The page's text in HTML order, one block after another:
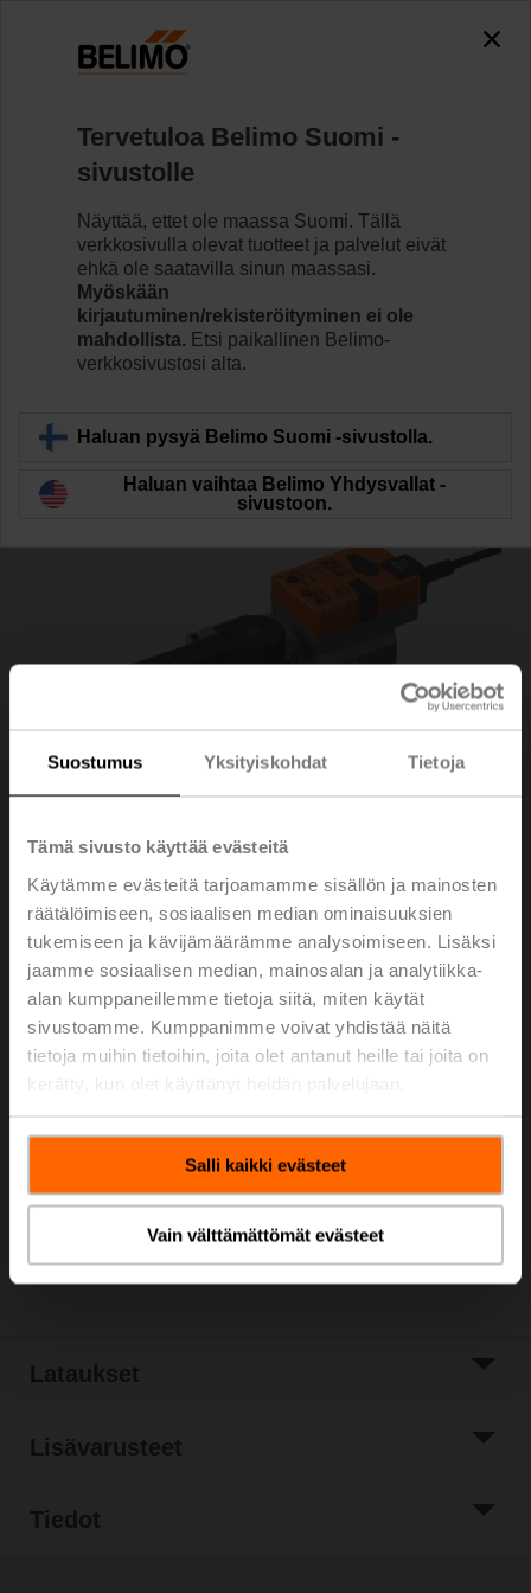
Suostumus Yksityiskohdat Tietoja
Tämä sivusto käyttää evästeitä
Käytämme evästeitä tarjoamamme sisällön ja mainosten
räätälöimiseen, sosiaalisen median ominaisuuksien
tukemiseen ja kävijämäärämme analysoimiseen. Lisäksi
jaamme sosiaalisen median, mainosalan ja analytiikka-
alan kumppaneillemme tietoja siitä, miten käytät
sivustoamme. Kumppanimme voivat yhdistää näitä
tietoja muihin tietoihin, joita olet antanut heille tai joita on
Salli kaikki evästeet
Vain välttämättömät evästeet
SR24A-MOD-5
Lue lisää
Takaisin tuotekategoriaan
SR24A-MOD-5
Kiertoliiketoimilaite, 20 Nm, AC/DC 24 V, BACnet
MS/TP, Modbus RTU, MP-Bus, 2...10 V, 90 s (90...350
s), IP54, F05
Lisää ostoskoriin
projektiluetteloon
Lataukset
Lisävarusteet
Tiedot
Tervetuloa Belimo Suomi -
sivustolle
Näyttää, ettet ole maassa Suomi. Tällä
verkkosivulla olevat tuotteet ja palvelut eivät
ehkä ole saatavilla sinun maassasi.
Myöskään
kirjautuminen/rekisteröityminen ei ole
mahdollista. Etsi paikallinen Belimo-
verkkosivustosi alta.
Haluan pysyä Belimo Suomi -sivustolla.
Haluan vaihtaa Belimo Yhdysvallat -
sivustoon.